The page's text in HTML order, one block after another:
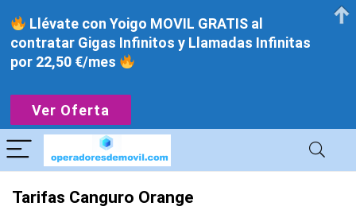
Tarifas Canguro Orange
Llévate con Yoigo MOVIL GRATIS al
contratar Gigas Infinitos y Llamadas Infinitas
por 22,50 €/mes
Ver Oferta